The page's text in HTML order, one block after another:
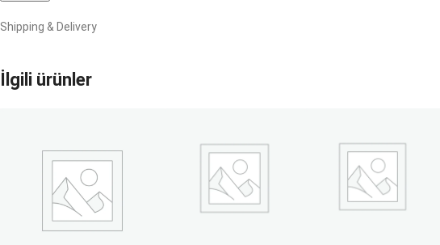
Shipping & Delivery
İlgili ürünler